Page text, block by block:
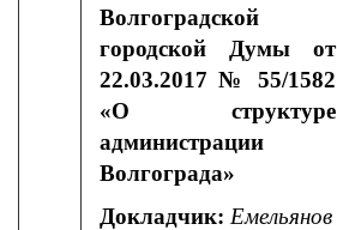
Волгоградской
городской Думы от
22.03.2017 № 55/1582
«О структуре
администрации
Волгограда»
Докладчик: Емельянов